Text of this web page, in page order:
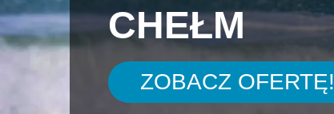
CHEŁM
ZOBACZ OFERTĘ!